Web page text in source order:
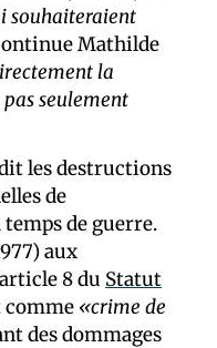
souhaiteraient
Mathilde
la
seulement
les destructions
de
de guerre.
aux
8 du Statut
comme «crime de
des dommages